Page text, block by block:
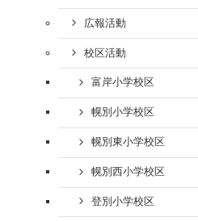
広報活動
校区活動
富岸小学校区
幌別小学校区
幌別東小学校区
幌別西小学校区
登別小学校区